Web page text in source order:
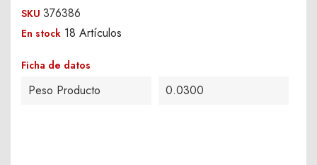
SKU 376386
En stock 18 Artículos
Ficha de datos
Peso Producto 0.0300